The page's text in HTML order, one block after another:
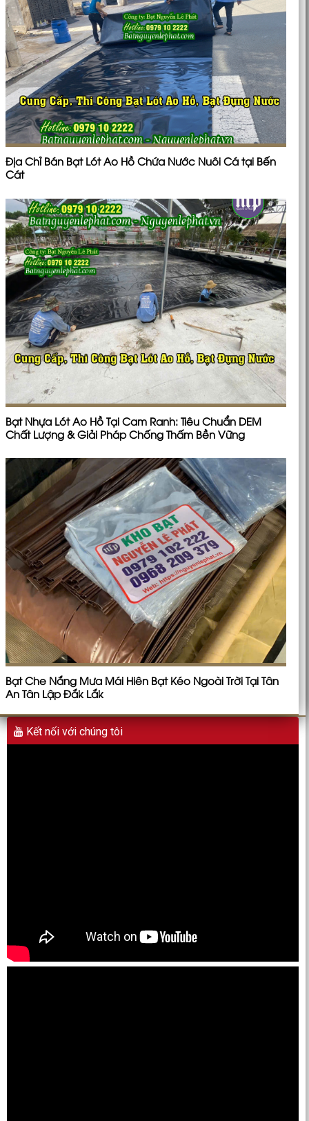
Địa Chỉ Bán Bạt Lót Ao Hồ Chứa Nước Nuôi Cá tại Bến
Cát
Bạt Nhựa Lót Ao Hồ Tại Cam Ranh: Tiêu Chuẩn DEM
Chất Lượng & Giải Pháp Chống Thấm Bền Vững
Bạt Che Nắng Mưa Mái Hiên Bạt Kéo Ngoài Trời Tại Tân
An Tân Lập Đắk Lắk
Kết nối với chúng tôi